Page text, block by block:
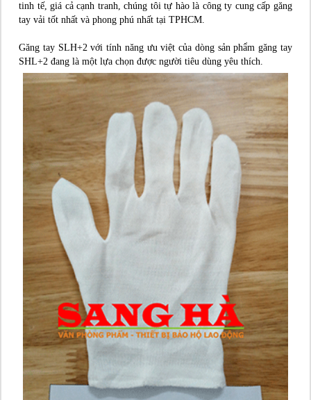
tinh tế, giá cả cạnh tranh, chúng tôi tự hào là công ty cung cấp găng
tay vải tốt nhất và phong phú nhất tại TPHCM.
Găng tay SLH+2 với tính năng ưu việt của dòng sản phẩm găng tay
SHL+2 đang là một lựa chọn được người tiêu dùng yêu thích.